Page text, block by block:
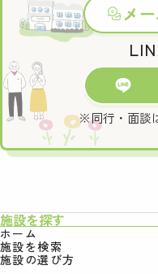
メ
※同行・面談
施設を探す
ホーム
施設を検索
施設の選び方